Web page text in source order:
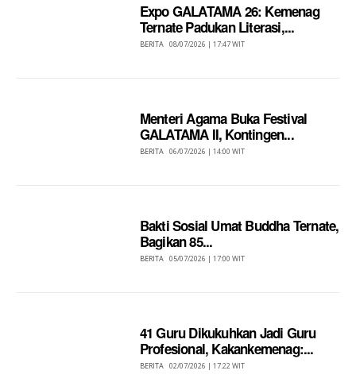
Expo GALATAMA 26: Kemenag
Ternate Padukan Literasi,...
BERITA 08/07/2026 | 17:47 WIT
Menteri Agama Buka Festival
GALATAMA II, Kontingen...
BERITA 06/07/2026 | 14:00 WIT
Bakti Sosial Umat Buddha Ternate,
Bagikan 85...
BERITA 05/07/2026 | 17:00 WIT
41 Guru Dikukuhkan Jadi Guru
Profesional, Kakankemenag:...
BERITA 02/07/2026 | 17:22 WIT